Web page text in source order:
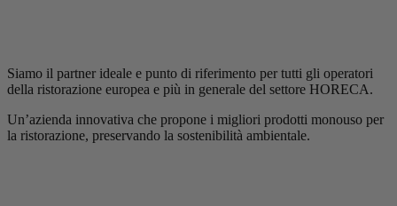
Siamo il partner ideale e punto di riferimento per tutti gli operatori
della ristorazione europea e più in generale del settore HORECA.
Un’azienda innovativa che propone i migliori prodotti monouso per
la ristorazione, preservando la sostenibilità ambientale.